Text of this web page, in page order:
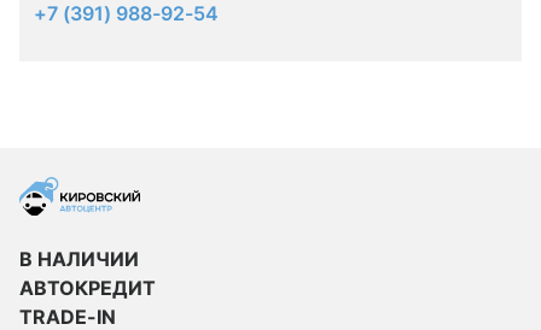
+7 (391) 988-92-54
В НАЛИЧИИ
АВТОКРЕДИТ
TRADE-IN